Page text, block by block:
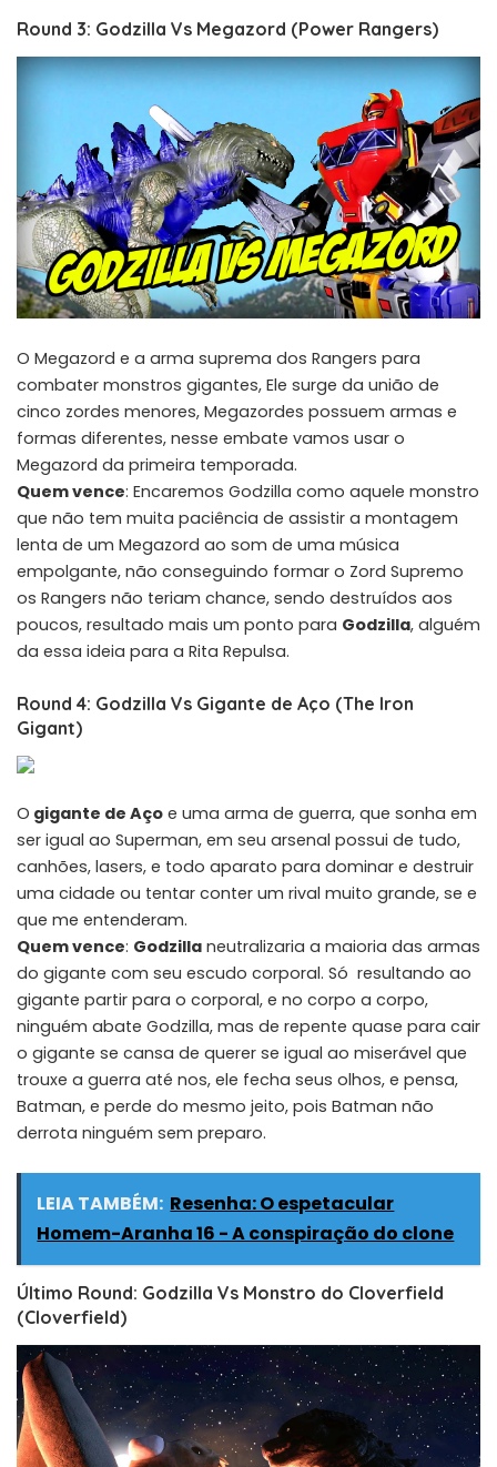
Round 3: Godzilla Vs Megazord (Power Rangers)
O Megazord e a arma suprema dos Rangers para
combater monstros gigantes, Ele surge da união de
cinco zordes menores, Megazordes possuem armas e
formas diferentes, nesse embate vamos usar o
Megazord da primeira temporada.
Quem vence: Encaremos Godzilla como aquele monstro
que não tem muita paciência de assistir a montagem
lenta de um Megazord ao som de uma música
empolgante, não conseguindo formar o Zord Supremo
os Rangers não teriam chance, sendo destruídos aos
poucos, resultado mais um ponto para Godzilla, alguém
da essa ideia para a Rita Repulsa.
Round 4: Godzilla Vs Gigante de Aço (The Iron
Gigant)
O gigante de Aço e uma arma de guerra, que sonha em
ser igual ao Superman, em seu arsenal possui de tudo,
canhões, lasers, e todo aparato para dominar e destruir
uma cidade ou tentar conter um rival muito grande, se e
que me entenderam.
Quem vence: Godzilla neutralizaria a maioria das armas
do gigante com seu escudo corporal. Só resultando ao
gigante partir para o corporal, e no corpo a corpo,
ninguém abate Godzilla, mas de repente quase para cair
o gigante se cansa de querer se igual ao miserável que
trouxe a guerra até nos, ele fecha seus olhos, e pensa,
Batman, e perde do mesmo jeito, pois Batman não
derrota ninguém sem preparo.
LEIA TAMBÉM: Resenha: O espetacular
Homem-Aranha 16 - A conspiração do clone
Último Round: Godzilla Vs Monstro do Cloverfield
(Cloverfield)